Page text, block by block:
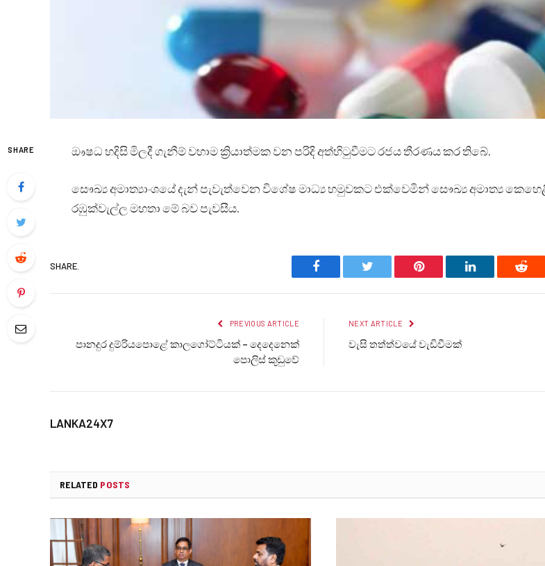
SHARE ඖෂධ හදිසි මිලදී ගැනීම් වහාම ක්‍රියාත්මක වන පරිදි අත්හිටුවීමට රජය තීරණය කර තිබේ.
සෞඛ්‍ය අමාත්‍යාංශයේ දැන් පැවැත්වෙන විශේෂ මාධ්‍ය හමුවකට එක්වෙමින් සෞඛ්‍ය අමාත්‍ය
රඹුක්වැල්ල මහතා මේ බව පැවසීය.
SHARE.
Facebook Twitter Pinterest LinkedIn
PREVIOUS ARTICLE
පානදුර දුම්රියපොළේ කාලගෝට්ටියක් – දෙදෙනෙක්
පොලිස් කූඩුවේ
NEXT ARTICLE
වැසි තත්ත්වයේ වැඩිවීමක්
LANKA24X7
RELATED POSTS